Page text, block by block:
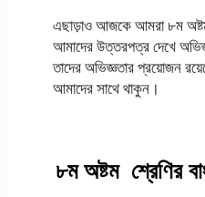
এছাড়াও আজকে আমরা ৮ম
আমাদের উত্তরপত্র দেখে
তাদের অভিজ্ঞতার প্রয়োজন
আমাদের সাথে থাকুন।
৮ম অষ্টম শ্রেণির